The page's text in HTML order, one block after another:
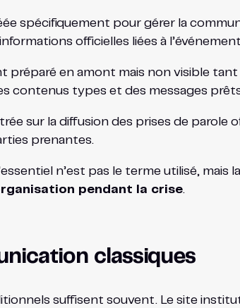
spécifiquement pour gérer la
officielles liées à
préparé en amont mais non visible
contenus types et des messages
sur la diffusion des prises de parole
prenantes.
n’est pas le terme utilisé, mais
pendant la crise.
classiques
suffisent souvent. Le site